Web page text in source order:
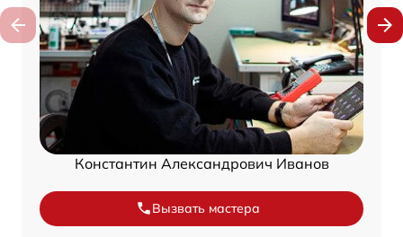
Константин Александрович Иванов
Вызвать мастера